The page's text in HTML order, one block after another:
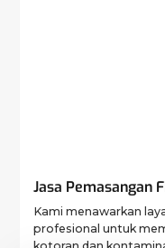
Jasa Pemasangan
Kami menawarkan
profesional untuk